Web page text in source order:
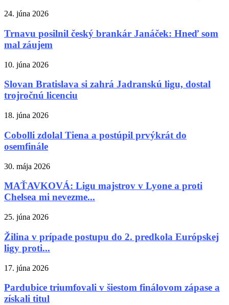
24. júna 2026
Trnavu posilnil český brankár Janáček: Hneď som
mal záujem
10. júna 2026
Slovan Bratislava si zahrá Jadranskú ligu, dostal
trojročnú licenciu
18. júna 2026
Cobolli zdolal Tiena a postúpil prvýkrát do
osemfinále
30. mája 2026
MAŤAVKOVÁ: Ligu majstrov v Lyone a proti
Chelsea mi nevezme...
25. júna 2026
Žilina v prípade postupu do 2. predkola Európskej
ligy proti...
17. júna 2026
Pardubice triumfovali v šiestom finálovom zápase a
získali titul